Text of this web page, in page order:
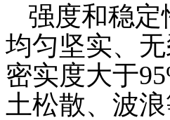
强度和稳
均匀坚实、
密实度大于
土松散、波浪